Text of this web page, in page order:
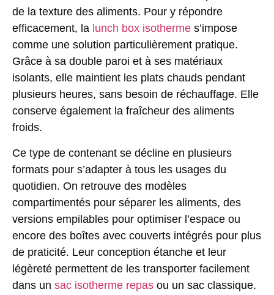
de la texture des aliments. Pour y répondre
efficacement, la lunch box isotherme s’impose
comme une solution particulièrement pratique.
Grâce à sa double paroi et à ses matériaux
isolants, elle maintient les plats chauds pendant
plusieurs heures, sans besoin de réchauffage. Elle
conserve également la fraîcheur des aliments
froids.
Ce type de contenant se décline en plusieurs
formats pour s’adapter à tous les usages du
quotidien. On retrouve des modèles
compartimentés pour séparer les aliments, des
versions empilables pour optimiser l’espace ou
encore des boîtes avec couverts intégrés pour plus
de praticité. Leur conception étanche et leur
légèreté permettent de les transporter facilement
dans un sac isotherme repas ou un sac classique.